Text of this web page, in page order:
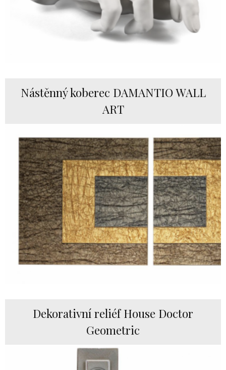
Nástěnný koberec DAMANTIO WALL
ART
Dekorativní reliéf House Doctor
Geometric